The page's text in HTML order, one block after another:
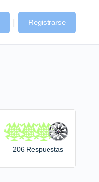
| Registrarse
206 Respuestas